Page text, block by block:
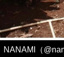
NANAMI（